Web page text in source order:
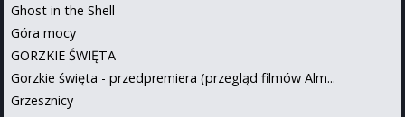
Ghost in the Shell
Góra mocy
GORZKIE ŚWIĘTA
Gorzkie święta - przedpremiera (przegląd filmów Alm...
Grzesznicy